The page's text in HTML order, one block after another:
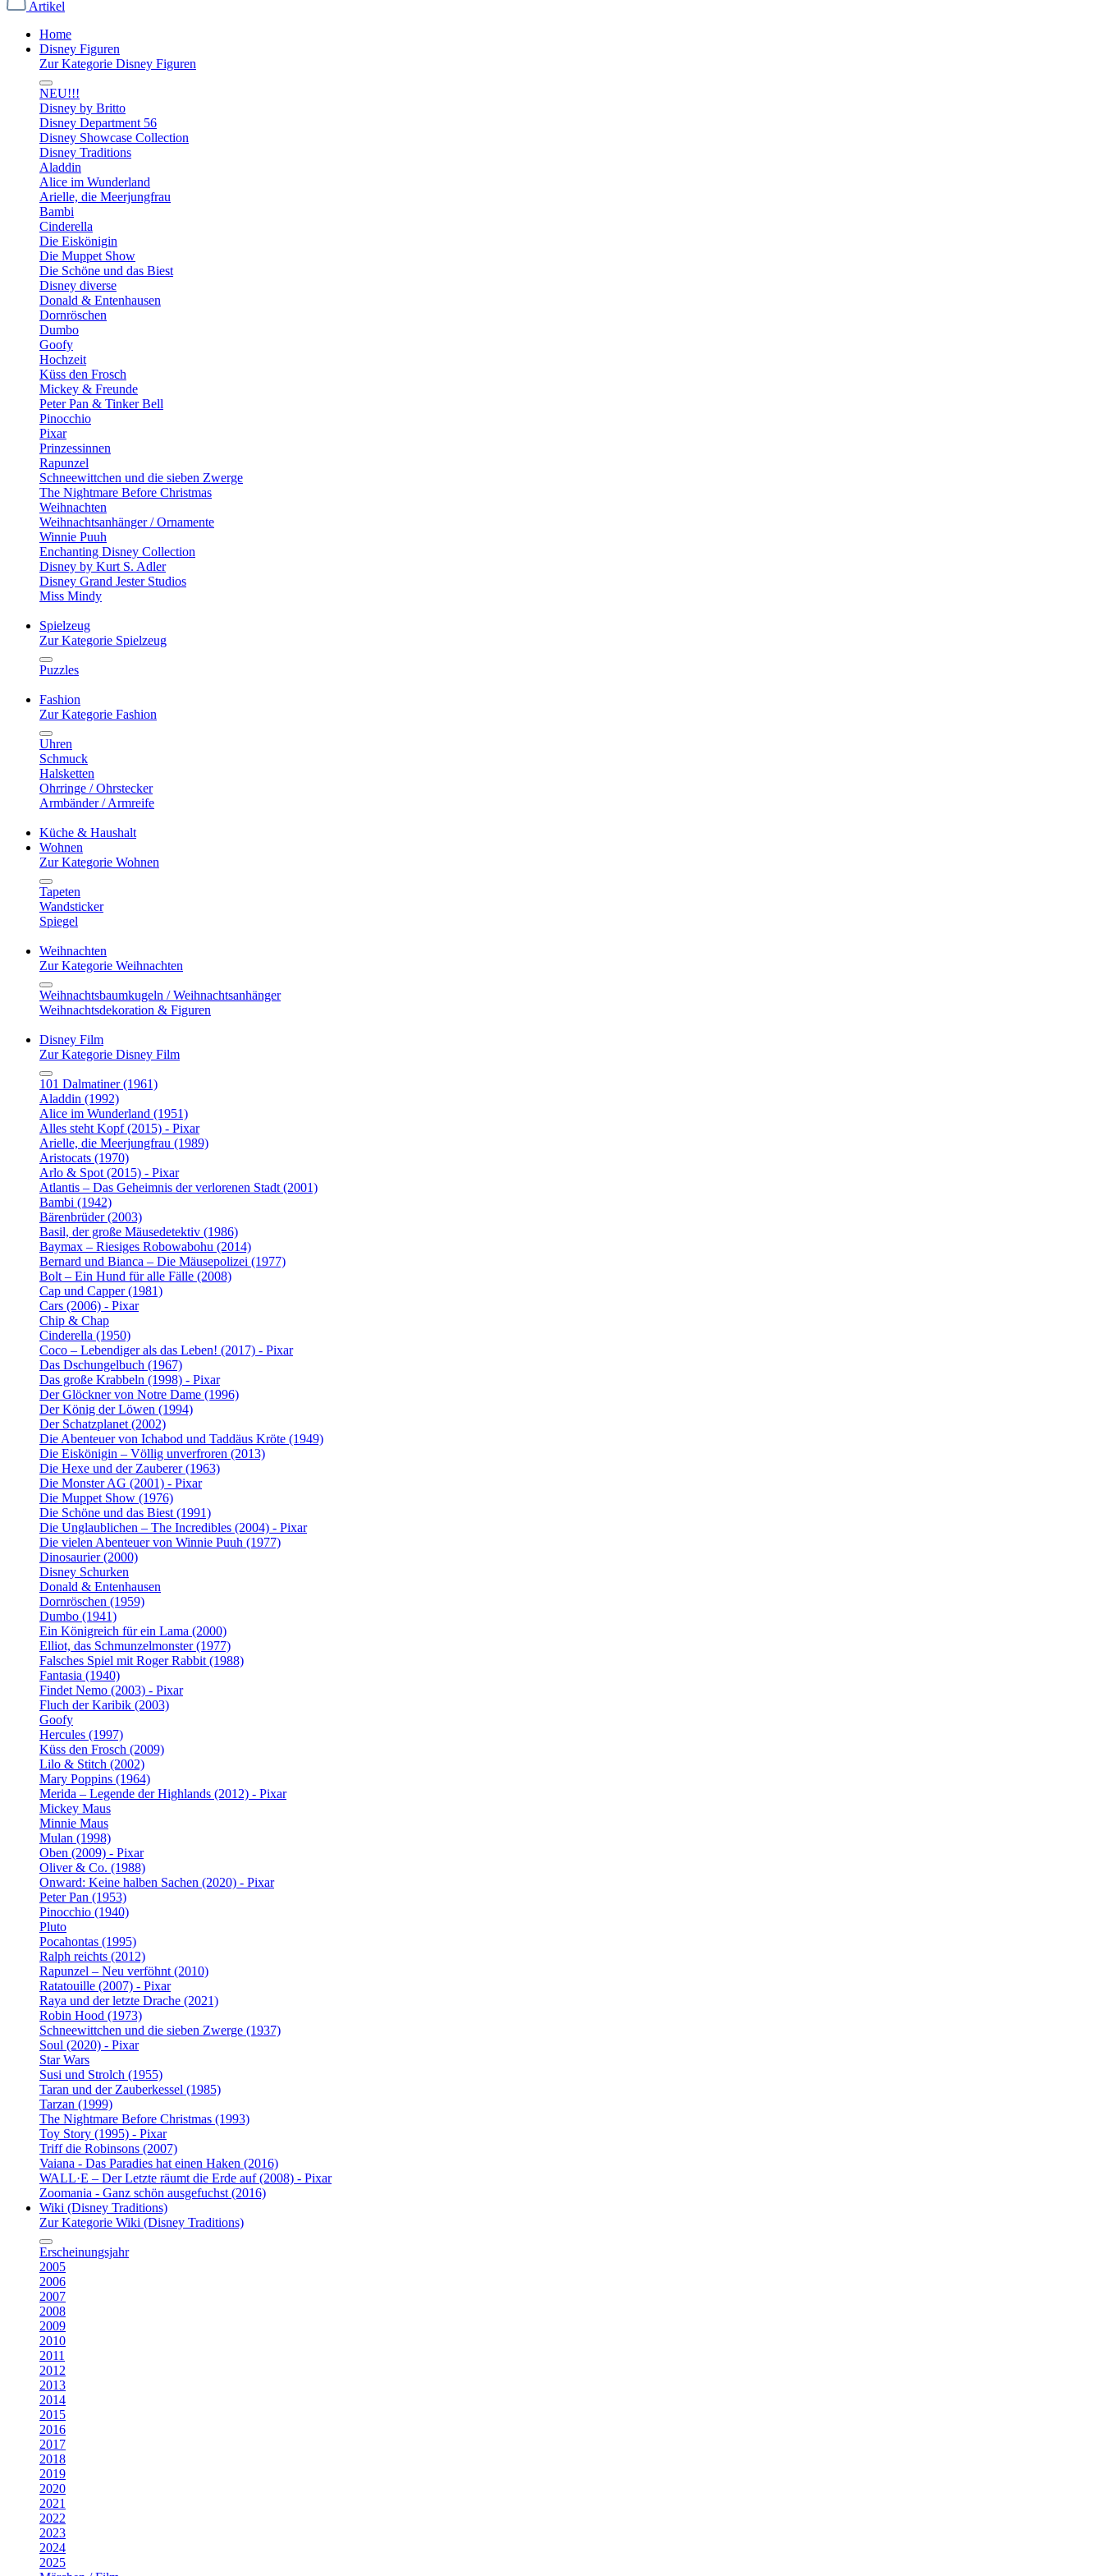
Artikel
Home
Disney Figuren
Zur Kategorie Disney Figuren
NEU!!!
Disney by Britto
Disney Department 56
Disney Showcase Collection
Disney Traditions
Aladdin
Alice im Wunderland
Arielle, die Meerjungfrau
Bambi
Cinderella
Die Eiskönigin
Die Muppet Show
Die Schöne und das Biest
Disney diverse
Donald & Entenhausen
Dornröschen
Dumbo
Goofy
Hochzeit
Küss den Frosch
Mickey & Freunde
Peter Pan & Tinker Bell
Pinocchio
Pixar
Prinzessinnen
Rapunzel
Schneewittchen und die sieben Zwerge
The Nightmare Before Christmas
Weihnachten
Weihnachtsanhänger / Ornamente
Winnie Puuh
Enchanting Disney Collection
Disney by Kurt S. Adler
Disney Grand Jester Studios
Miss Mindy
Spielzeug
Zur Kategorie Spielzeug
Puzzles
Fashion
Zur Kategorie Fashion
Uhren
Schmuck
Halsketten
Ohrringe / Ohrstecker
Armbänder / Armreife
Küche & Haushalt
Wohnen
Zur Kategorie Wohnen
Tapeten
Wandsticker
Spiegel
Weihnachten
Zur Kategorie Weihnachten
Weihnachtsbaumkugeln / Weihnachtsanhänger
Weihnachtsdekoration & Figuren
Disney Film
Zur Kategorie Disney Film
101 Dalmatiner (1961)
Aladdin (1992)
Alice im Wunderland (1951)
Alles steht Kopf (2015) - Pixar
Arielle, die Meerjungfrau (1989)
Aristocats (1970)
Arlo & Spot (2015) - Pixar
Atlantis – Das Geheimnis der verlorenen Stadt (2001)
Bambi (1942)
Bärenbrüder (2003)
Basil, der große Mäusedetektiv (1986)
Baymax – Riesiges Robowabohu (2014)
Bernard und Bianca – Die Mäusepolizei (1977)
Bolt – Ein Hund für alle Fälle (2008)
Cap und Capper (1981)
Cars (2006) - Pixar
Chip & Chap
Cinderella (1950)
Coco – Lebendiger als das Leben! (2017) - Pixar
Das Dschungelbuch (1967)
Das große Krabbeln (1998) - Pixar
Der Glöckner von Notre Dame (1996)
Der König der Löwen (1994)
Der Schatzplanet (2002)
Die Abenteuer von Ichabod und Taddäus Kröte (1949)
Die Eiskönigin – Völlig unverfroren (2013)
Die Hexe und der Zauberer (1963)
Die Monster AG (2001) - Pixar
Die Muppet Show (1976)
Die Schöne und das Biest (1991)
Die Unglaublichen – The Incredibles (2004) - Pixar
Die vielen Abenteuer von Winnie Puuh (1977)
Dinosaurier (2000)
Disney Schurken
Donald & Entenhausen
Dornröschen (1959)
Dumbo (1941)
Ein Königreich für ein Lama (2000)
Elliot, das Schmunzelmonster (1977)
Falsches Spiel mit Roger Rabbit (1988)
Fantasia (1940)
Findet Nemo (2003) - Pixar
Fluch der Karibik (2003)
Goofy
Hercules (1997)
Küss den Frosch (2009)
Lilo & Stitch (2002)
Mary Poppins (1964)
Merida – Legende der Highlands (2012) - Pixar
Mickey Maus
Minnie Maus
Mulan (1998)
Oben (2009) - Pixar
Oliver & Co. (1988)
Onward: Keine halben Sachen (2020) - Pixar
Peter Pan (1953)
Pinocchio (1940)
Pluto
Pocahontas (1995)
Ralph reichts (2012)
Rapunzel – Neu verföhnt (2010)
Ratatouille (2007) - Pixar
Raya und der letzte Drache (2021)
Robin Hood (1973)
Schneewittchen und die sieben Zwerge (1937)
Soul (2020) - Pixar
Star Wars
Susi und Strolch (1955)
Taran und der Zauberkessel (1985)
Tarzan (1999)
The Nightmare Before Christmas (1993)
Toy Story (1995) - Pixar
Triff die Robinsons (2007)
Vaiana - Das Paradies hat einen Haken (2016)
WALL·E – Der Letzte räumt die Erde auf (2008) - Pixar
Zoomania - Ganz schön ausgefuchst (2016)
Wiki (Disney Traditions)
Zur Kategorie Wiki (Disney Traditions)
Erscheinungsjahr
2005
2006
2007
2008
2009
2010
2011
2012
2013
2014
2015
2016
2017
2018
2019
2020
2021
2022
2023
2024
2025